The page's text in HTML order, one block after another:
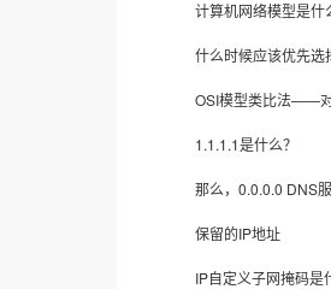
计算机网络模型是什
什么时候应该优先选
OSI模型类比法——
1.1.1.1是什么？
那么，0.0.0.0 DNS
保留的IP地址
IP自定义子网掩码是